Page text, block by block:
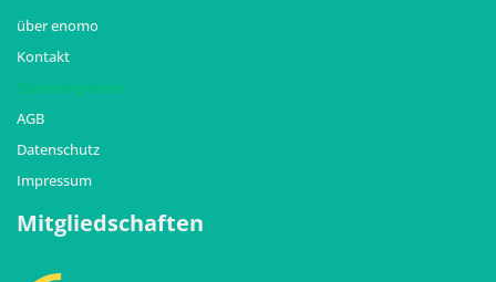
über enomo
Kontakt
Stellenangebote
AGB
Datenschutz
Impressum
Mitgliedschaften